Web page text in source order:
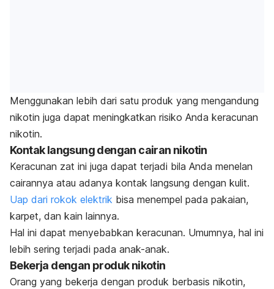
Menggunakan lebih dari satu produk yang mengandung
nikotin juga dapat meningkatkan risiko Anda keracunan
nikotin.
Kontak langsung dengan cairan nikotin
Keracunan zat ini juga dapat terjadi bila Anda menelan
cairannya atau adanya kontak langsung dengan kulit.
Uap dari rokok elektrik bisa menempel pada pakaian,
karpet, dan kain lainnya.
Hal ini dapat menyebabkan keracunan. Umumnya, hal ini
lebih sering terjadi pada anak-anak.
Bekerja dengan produk nikotin
Orang yang bekerja dengan produk berbasis nikotin,